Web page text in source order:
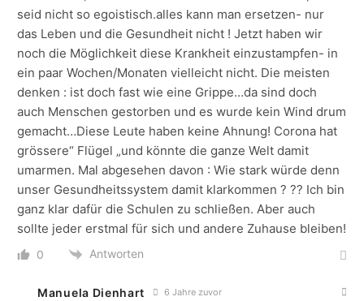
seid nicht so egoistisch.alles kann man ersetzen- nur
das Leben und die Gesundheit nicht ! Jetzt haben wir
noch die Möglichkeit diese Krankheit einzustampfen- in
ein paar Wochen/Monaten vielleicht nicht. Die meisten
denken : ist doch fast wie eine Grippe…da sind doch
auch Menschen gestorben und es wurde kein Wind drum
gemacht…Diese Leute haben keine Ahnung! Corona hat
grössere“ Flügel „und könnte die ganze Welt damit
umarmen. Mal abgesehen davon : Wie stark würde denn
unser Gesundheitssystem damit klarkommen ? ?? Ich bin
ganz klar dafür die Schulen zu schließen. Aber auch
sollte jeder erstmal für sich und andere Zuhause bleiben!
0 Antworten
Manuela Dienhart 6 Jahre zuvor